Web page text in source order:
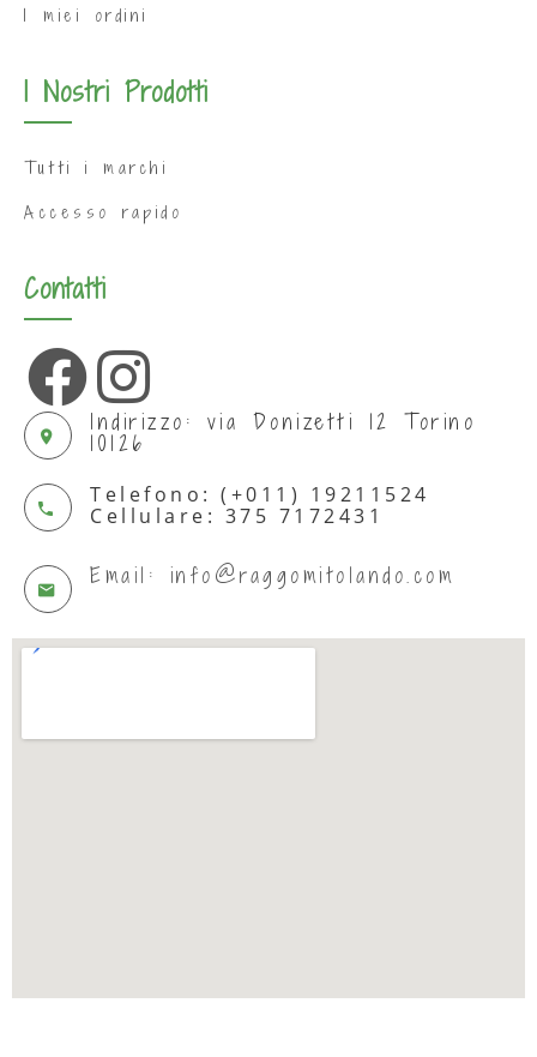
I miei ordini
I Nostri Prodotti
Tutti i marchi
Accesso rapido
Contatti
Indirizzo: via Donizetti 12 Torino
10126
Telefono: (+011) 19211524
Cellulare: 375 7172431
Email: info@raggomitolando.com